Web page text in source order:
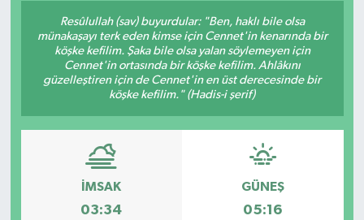
Resûlullah (sav) buyurdular: "Ben, haklı bile olsa
münakaşayı terk eden kimse için Cennet'in kenarında bir
köşke kefilim. Şaka bile olsa yalan söylemeyen için
Cennet'in ortasında bir köşke kefilim. Ahlâkını
güzelleştiren için de Cennet'in en üst derecesinde bir
köşke kefilim." (Hadis-i şerif)
İMSAK
03:34
GÜNEŞ
05:16